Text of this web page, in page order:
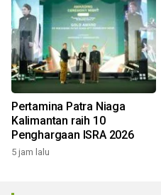
Pertamina Patra Niaga
Kalimantan raih 10
Penghargaan ISRA 2026
5 jam lalu